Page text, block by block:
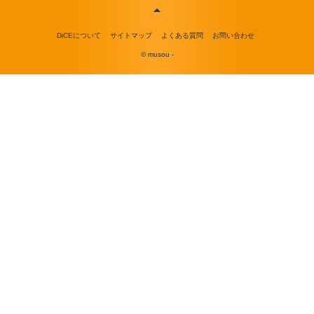
DiCEについて サイトマップ よくある質問 お問い合わせ
© musou -